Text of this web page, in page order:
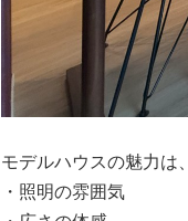
モデルハウスの魅力は
・照明の雰囲気